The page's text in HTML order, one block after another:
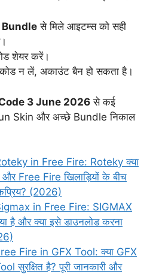
Bundle से मिले आइटम्स को सही
शेयर करें।
न लें, अकाउंट बैन हो सकता है।
3 June 2026 से कई
Skin और अच्छे Bundle निकाल
in Free Fire: Roteky क्या
और Free Fire खिलाड़ियों के बीच
(2026)
in Free Fire: SIGMAX
है और क्या इसे डाउनलोड करना
Fire in GFX Tool: क्या GFX
सुरक्षित है? पूरी जानकारी और